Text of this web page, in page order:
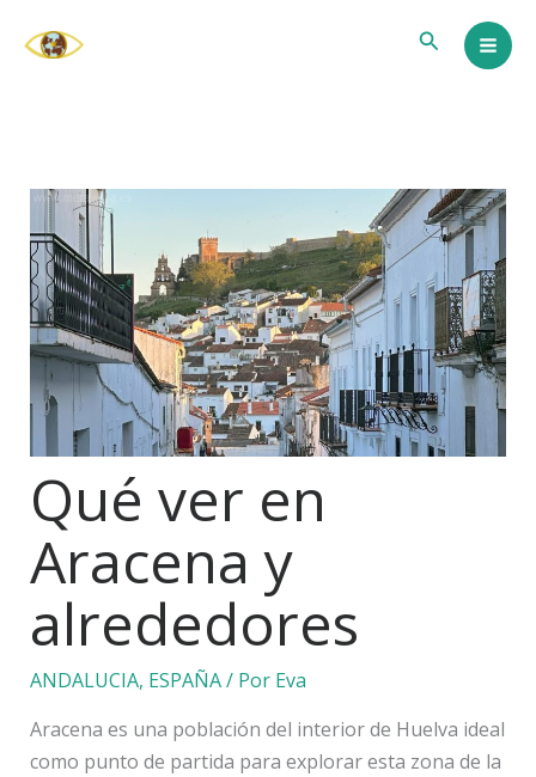
Buscar
Qué ver en
Aracena y
alrededores
ANDALUCIA, ESPAÑA/ Por Eva
Aracena es una población del interior de Huelva ideal
como punto de partida para explorar esta zona de la